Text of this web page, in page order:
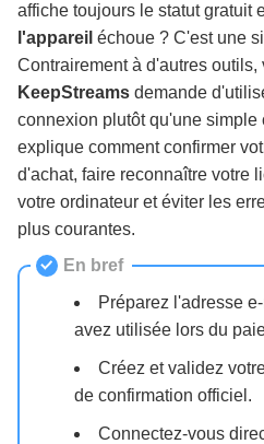
Conclusion et
Questions fréquentes
affiche toujours le statut gratuit
l'appareil échoue ? C'est une
Contrairement à d'autres outils,
KeepStreams demande
connexion plutôt qu'une simple
explique comment confirmer
d'achat, faire reconnaître votre
votre ordinateur et éviter les
plus courantes.
En bref
Préparez l'adresse
avez utilisée lors du
Créez et validez
de confirmation officiel.
Connectez-vous